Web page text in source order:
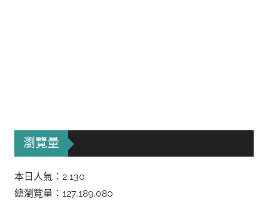
瀏覽量
本日人氣：2,130
總瀏覽量：127,189,080